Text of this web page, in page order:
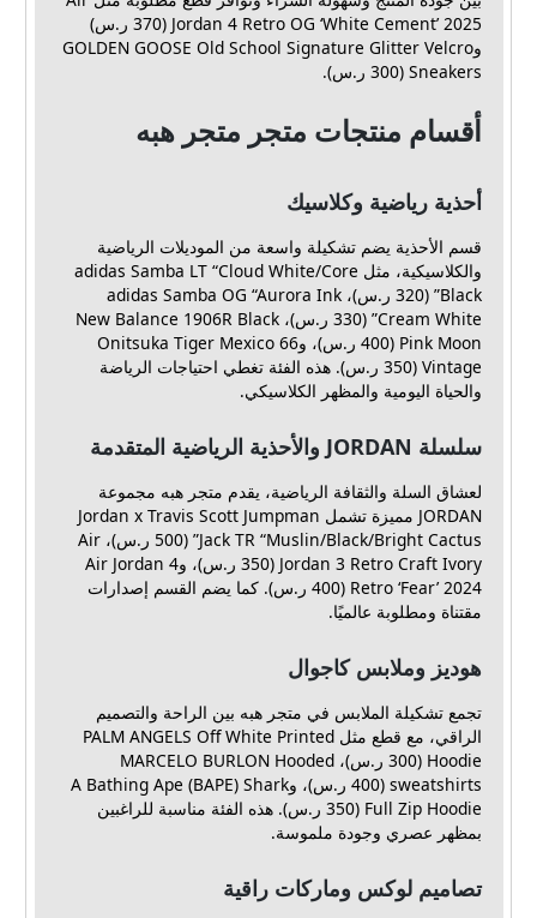
Jordan 4 Retro OG ‘White Cement’ 2025 (370 ر.س)
وGOLDEN GOOSE Old School Signature Glitter Velcro
Sneakers (300 ر.س).
أقسام منتجات متجر متجر هبه
أحذية رياضية وكلاسيك
قسم الأحذية يضم تشكيلة واسعة من الموديلات الرياضية
والكلاسيكية، مثل adidas Samba LT “Cloud White/Core
Black” (320 ر.س)، adidas Samba OG “Aurora Ink
Cream White” (330 ر.س)، New Balance 1906R Black
Pink Moon (400 ر.س)، وOnitsuka Tiger Mexico 66
Vintage (350 ر.س). هذه الفئة تغطي احتياجات الرياضة
والحياة اليومية والمظهر الكلاسيكي.
سلسلة JORDAN والأحذية الرياضية المتقدمة
لعشاق السلة والثقافة الرياضية، يقدم متجر هبه مجموعة
JORDAN مميزة تشمل Jordan x Travis Scott Jumpman
Jack TR “Muslin/Black/Bright Cactus” (500 ر.س)، Air
Jordan 3 Retro Craft Ivory (350 ر.س)، وAir Jordan 4
Retro ‘Fear’ 2024 (400 ر.س). كما يضم القسم إصدارات
مقتناة ومطلوبة عالميًا.
هوديز وملابس كاجوال
تجمع تشكيلة الملابس في متجر هبه بين الراحة والتصميم
الراقي، مع قطع مثل PALM ANGELS Off White Printed
Hoodie (300 ر.س)، MARCELO BURLON Hooded
sweatshirts (400 ر.س)، وA Bathing Ape (BAPE) Shark
Full Zip Hoodie (350 ر.س). هذه الفئة مناسبة للراغبين
بمظهر عصري وجودة ملموسة.
تصاميم لوكس وماركات راقية